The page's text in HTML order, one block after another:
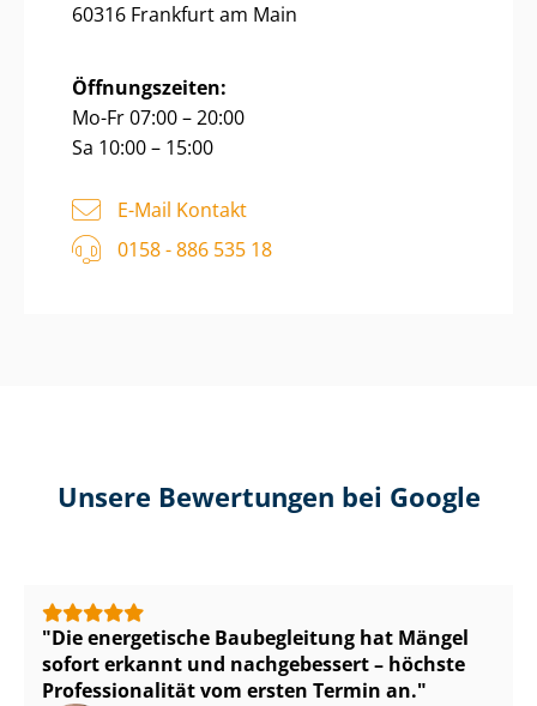
60316 Frankfurt am Main
Öffnungszeiten:
Mo-Fr 07:00 – 20:00
Sa 10:00 – 15:00
E-Mail Kontakt
0158 - 886 535 18
Unsere Bewertungen bei Google
Die energetische Baubegleitung hat Mängel
sofort erkannt und nachgebessert – höchste
Pro­fes­sio­na­li­tät vom ersten Termin an.